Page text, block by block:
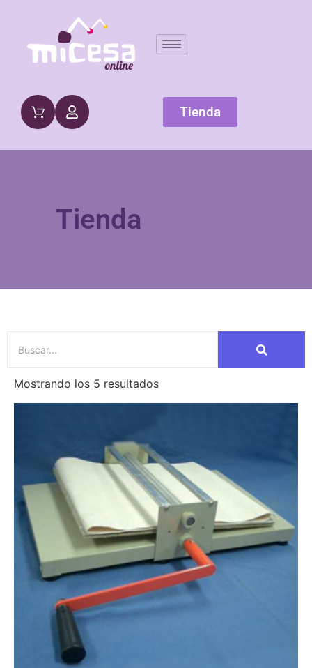
Tienda
Tienda
Mostrando los 5 resultados